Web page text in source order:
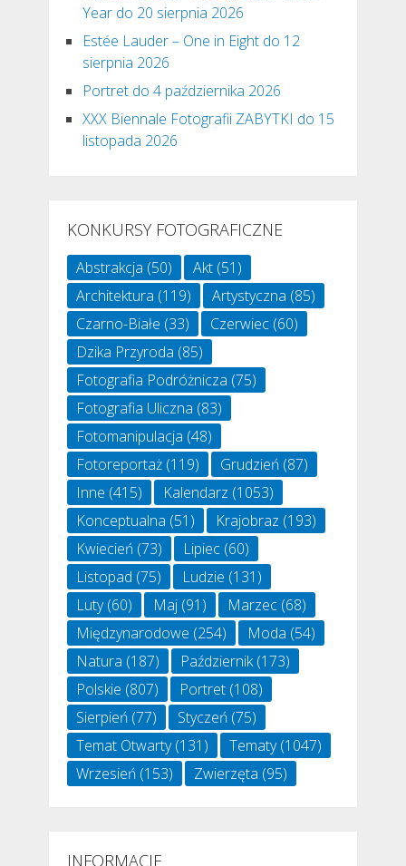
Year do 20 sierpnia 2026
Estée Lauder – One in Eight do 12
sierpnia 2026
Portret do 4 października 2026
XXX Biennale Fotografii ZABYTKI do 15
listopada 2026
KONKURSY FOTOGRAFICZNE
Abstrakcja (50) Akt(51)
Architektura (119) Artystyczna (85)
Czarno-Białe (33) Czerwiec(60)
Dzika Przyroda (85)
Fotografia Podróżnicza (75)
Fotografia Uliczna (83)
Fotomanipulacja (48)
Fotoreportaż(119) Grudzień(87)
Inne (415) Kalendarz (1053)
Konceptualna (51) Krajobraz (193)
Kwiecień(73) Lipiec(60)
Listopad (75) Ludzie (131)
Luty(60) Maj(91) Marzec(68)
Międzynarodowe (254) Moda (54)
Natura (187) Październik(173)
Polskie (807) Portret(108)
Sierpień(77) Styczeń(75)
Temat Otwarty(131) Tematy(1047)
Wrzesień(153) Zwierzęta (95)
INFORMACJE